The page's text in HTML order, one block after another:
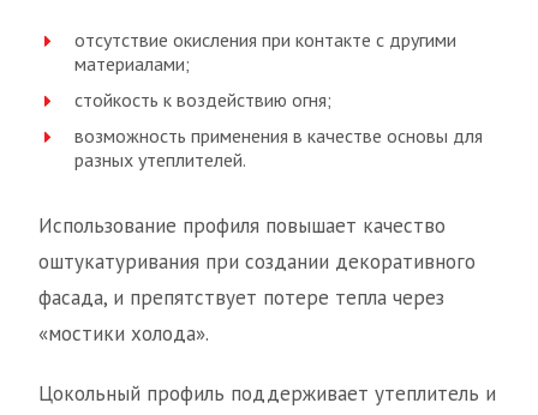
отсутствие окисления при контакте с другими
материалами;
стойкость к воздействию огня;
возможность применения в качестве основы для
разных утеплителей.
Использование профиля повышает качество
оштукатуривания при создании декоративного
фасада, и препятствует потере тепла через
«мостики холода».
Цокольный профиль поддерживает утеплитель и